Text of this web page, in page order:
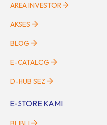
AREA INVESTOR
AKSES
BLOG
E-CATALOG
D-HUB SEZ
E-STORE KAMI
BLIBLI